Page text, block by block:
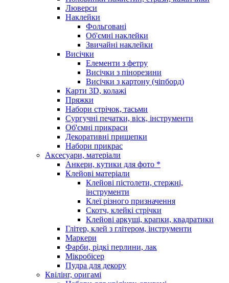
Люверси
Наклейки
Фольговані
Об'ємні наклейки
Звичайні наклейки
Висічки
Елементи з фетру
Висічки з пінорезини
Висічки з картону (чіпборд)
Карти 3D, колажі
Пряжки
Набори стрічок, тасьми
Сургучні печатки, віск, інструменти
Об'ємні прикраси
Декоративні прищепки
Набори прикрас
Аксесуари, матеріали
Анкери, кутики для фото *
Клейові матеріали
Клейові пістолети, стержні,
інструменти
Клеї різного призначення
Скотч, клейкі стрічки
Клейові аркуші, крапки, квадратики
Глітер, клей з глітером, інструменти
Маркери
Фарби, рідкі перлини, лак
Мікробісер
Пудра для декору
Квілінг, оригамі